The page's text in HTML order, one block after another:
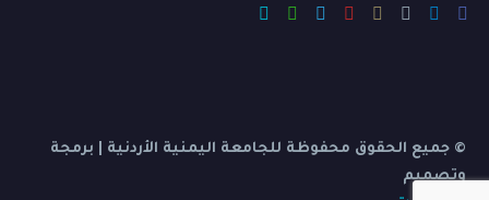
© جميع الحقوق محفوظة للجامعة اليمنية الأردنية | برمجة
وتصميم